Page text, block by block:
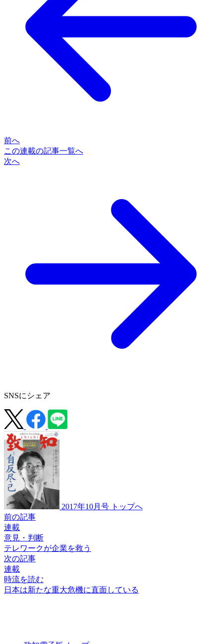
前へ
この連載の記事一覧へ
次へ
SNSにシェア
2017年10月号 トップへ
前の記事
連載
意見・判断
テレワークが企業を救う
次の記事
連載
時流を読む
日本は新たな重大危機に直面している